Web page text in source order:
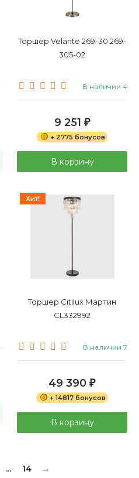
Торшер Velante 269-30 269-
305-02
В наличии 4
9 251 ₽
+ 2775 бонусов
В корзину
Хит!
Торшер Citilux Мартин
CL332992
В наличии 7
49 390 ₽
+ 14817 бонусов
В корзину
... 14 →